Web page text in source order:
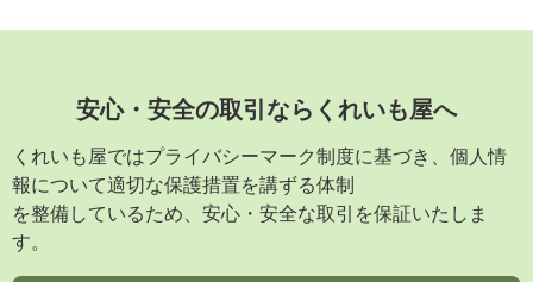
安心・安全の取引ならくれいも屋へ
報について適切な保護措置を講ずる体制
を整備しているため、安心・安全な取引を保証いたしま
す。